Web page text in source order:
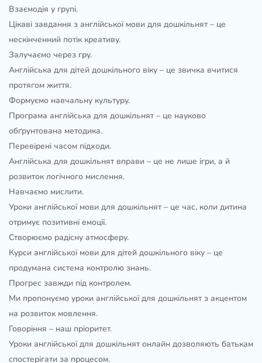
Взаємодія у групі.
Цікаві завдання з англійської мови для дошкільнят – це
нескінченний потік креативу.
Залучаємо через гру.
Англійська для дітей дошкільного віку – це звичка вчитися
протягом життя.
Формуємо навчальну культуру.
Програма англійська для дошкільнят – це науково
обґрунтована методика.
Перевірені часом підходи.
Англійська для дошкільнят вправи – це не лише ігри, а й
розвиток логічного мислення.
Навчаємо мислити.
Уроки англійської мови для дошкільнят – це час, коли дитина
отримує позитивні емоції.
Створюємо радісну атмосферу.
Курси англійської мови для дітей дошкільного віку – це
продумана система контролю знань.
Прогрес завжди під контролем.
Ми пропонуємо уроки англійської для дошкільнят з акцентом
на розвиток мовлення.
Говоріння – наш пріоритет.
Уроки англійської для дошкільнят онлайн дозволяють батькам
спостерігати за процесом.